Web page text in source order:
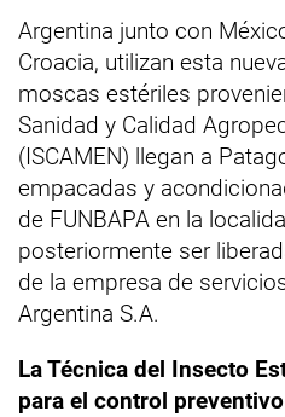
Argentina junto con
Croacia, utilizan esta
moscas estériles
Sanidad y Calidad
(ISCAMEN) llegan a
empacadas y
de FUNBAPA en la
posteriormente ser
de la empresa de
Argentina S.A.
La Técnica del Insecto
para el control